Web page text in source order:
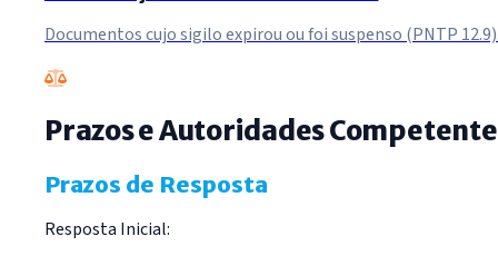
Documentos cujo sigilo expirou ou foi suspenso (PNTP
Prazos e Autoridades
Prazos de Resposta
Resposta Inicial: